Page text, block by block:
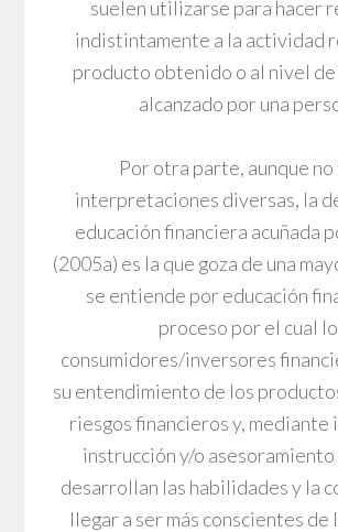
suelen utilizarse para hacer
indistintamente a la actividad
producto obtenido o al nivel
alcanzado por una
Por otra parte, aunque
interpretaciones diversas, la
educación financiera acuñada
(2005a) es la que goza de una
se entiende por educación
proceso por el cual
consumidores/inversores
su entendimiento de los
riesgos financieros y, mediante
instrucción y/o
desarrollan las habilidades y la
llegar a ser más conscientes de